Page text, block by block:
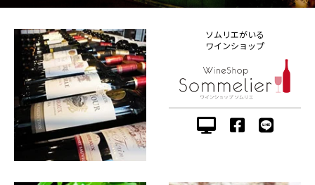
ソムリエがいる
ワインショップ